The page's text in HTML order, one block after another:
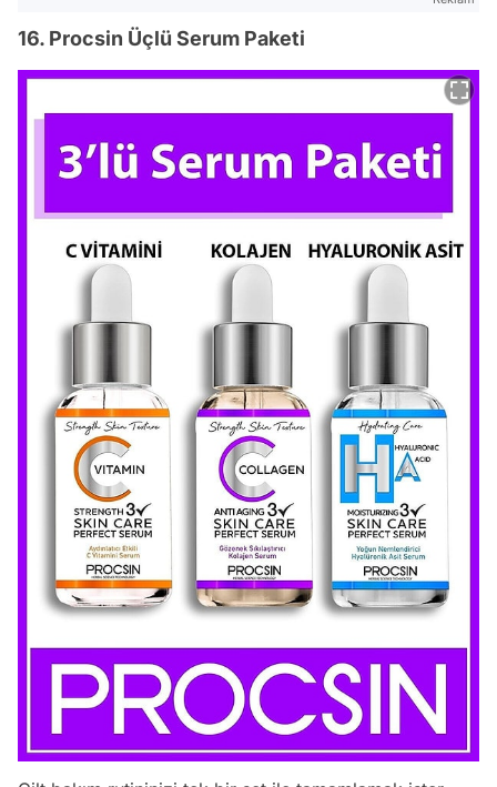
16. Procsin Üçlü Serum Paketi